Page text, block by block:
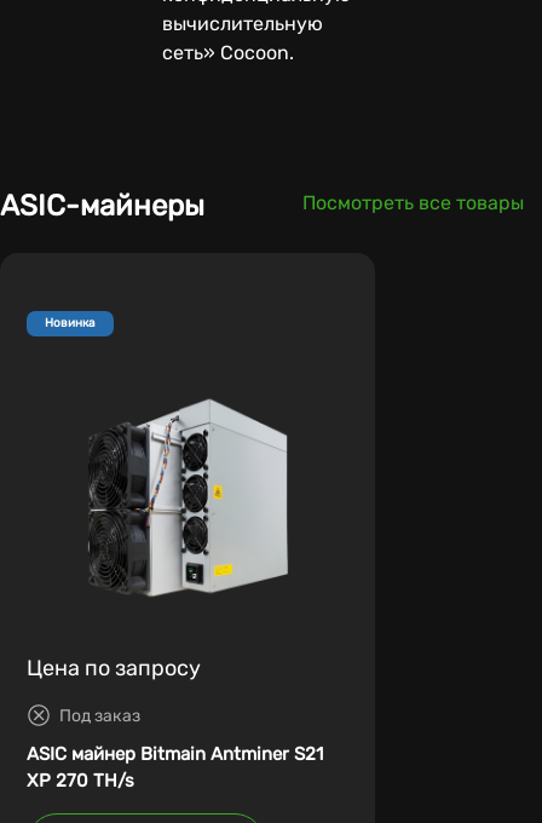
вычислительную
сеть» Cocoon.
ASIC-майнеры Посмотреть все товары
Новинка
Цена по запросу
Под заказ
ASIC майнер Bitmain Antminer S21
XP 270 TH/s